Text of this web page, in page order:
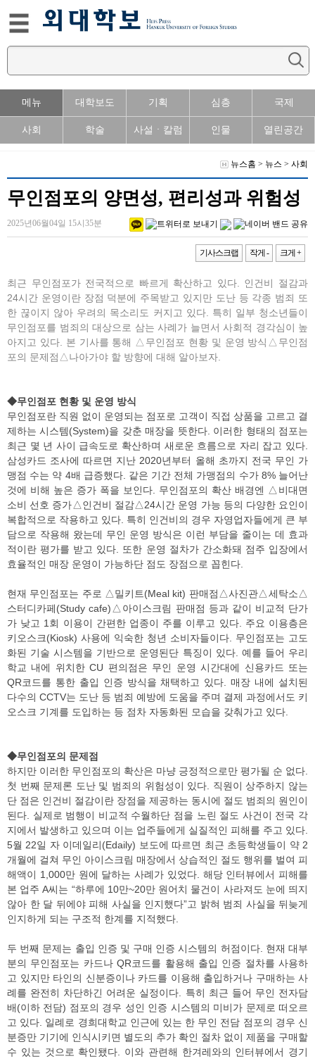
메뉴 대학보도 기획 심층 국제
사회 학술 사설ㆍ칼럼 인물 열린공간
뉴스홈 > 뉴스 > 사회
무인점포의 양면성, 편리성과 위험성
2025년06월04일 15시35분
기사스크랩 작게 - 크게 +
최근 무인점포가 전국적으로 빠르게 확산하고 있다. 인건비 절감과
24시간 운영이란 장점 덕분에 주목받고 있지만 도난 등 각종 범죄 또
한 끊이지 않아 우려의 목소리도 커지고 있다. 특히 일부 청소년들이
무인점포를 범죄의 대상으로 삼는 사례가 늘면서 사회적 경각심이 높
아지고 있다. 본 기사를 통해 △무인점포 현황 및 운영 방식△무인점
포의 문제점△나아가야 할 방향에 대해 알아보자.
◆무인점포 현황 및 운영 방식
무인점포란 직원 없이 운영되는 점포로 고객이 직접 상품을 고르고 결
제하는 시스템(System)을 갖춘 매장을 뜻한다. 이러한 형태의 점포는
최근 몇 년 사이 급속도로 확산하며 새로운 흐름으로 자리 잡고 있다.
삼성카드 조사에 따르면 지난 2020년부터 올해 초까지 전국 무인 가
맹점 수는 약 4배 급증했다. 같은 기간 전체 가맹점의 수가 8% 늘어난
것에 비해 높은 증가 폭을 보인다. 무인점포의 확산 배경엔 △비대면
소비 선호 증가△인건비 절감△24시간 운영 가능 등의 다양한 요인이
복합적으로 작용하고 있다. 특히 인건비의 경우 자영업자들에게 큰 부
담으로 작용해 왔는데 무인 운영 방식은 이런 부담을 줄이는 데 효과
적이란 평가를 받고 있다. 또한 운영 절차가 간소화돼 점주 입장에서
효율적인 매장 운영이 가능하단 점도 장점으로 꼽힌다.
현재 무인점포는 주로 △밀키트(Meal kit) 판매점△사진관△세탁소△
스터디카페(Study cafe)△아이스크림 판매점 등과 같이 비교적 단가
가 낮고 1회 이용이 간편한 업종이 주를 이루고 있다. 주요 이용층은
키오스크(Kiosk) 사용에 익숙한 청년 소비자들이다. 무인점포는 고도
화된 기술 시스템을 기반으로 운영된단 특징이 있다. 예를 들어 우리
학교 내에 위치한 CU 편의점은 무인 운영 시간대에 신용카드 또는
QR코드를 통한 출입 인증 방식을 채택하고 있다. 매장 내에 설치된
다수의 CCTV는 도난 등 범죄 예방에 도움을 주며 결제 과정에서도 키
오스크 기계를 도입하는 등 점차 자동화된 모습을 갖춰가고 있다.
◆무인점포의 문제점
하지만 이러한 무인점포의 확산은 마냥 긍정적으로만 평가될 순 없다.
첫 번째 문제론 도난 및 범죄의 위험성이 있다. 직원이 상주하지 않는
단 점은 인건비 절감이란 장점을 제공하는 동시에 절도 범죄의 원인이
된다. 실제로 범행이 비교적 수월하단 점을 노린 절도 사건이 전국 각
지에서 발생하고 있으며 이는 업주들에게 실질적인 피해를 주고 있다.
5월 22일 자 이데일리(Edaily) 보도에 따르면 최근 초등학생들이 약 2
개월에 걸쳐 무인 아이스크림 매장에서 상습적인 절도 행위를 벌여 피
해액이 1,000만 원에 달하는 사례가 있었다. 해당 인터뷰에서 피해를
본 업주 A씨는 “하루에 10만~20만 원어치 물건이 사라져도 눈에 띄지
않아 한 달 뒤에야 피해 사실을 인지했다”고 밝혀 범죄 사실을 뒤늦게
인지하게 되는 구조적 한계를 지적했다.
두 번째 문제는 출입 인증 및 구매 인증 시스템의 허점이다. 현재 대부
분의 무인점포는 카드나 QR코드를 활용해 출입 인증 절차를 사용하
고 있지만 타인의 신분증이나 카드를 이용해 출입하거나 구매하는 사
례를 완전히 차단하긴 어려운 실정이다. 특히 최근 들어 무인 전자담
배(이하 전담) 점포의 경우 성인 인증 시스템의 미비가 문제로 떠오르
고 있다. 일례로 경희대학교 인근에 있는 한 무인 전담 점포의 경우 신
분증만 기기에 인식시키면 별도의 추가 확인 절차 없이 제품을 구매할
수 있는 것으로 확인됐다. 이와 관련해 한겨레와의 인터뷰에서 경기